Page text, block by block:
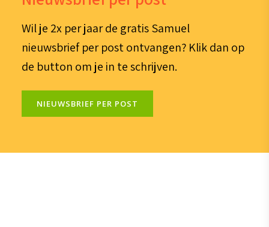
Wil je 2x per jaar de gratis Samuel
nieuwsbrief per post ontvangen? Klik dan op
de button om je in te schrijven.
NIEUWSBRIEF PER POST